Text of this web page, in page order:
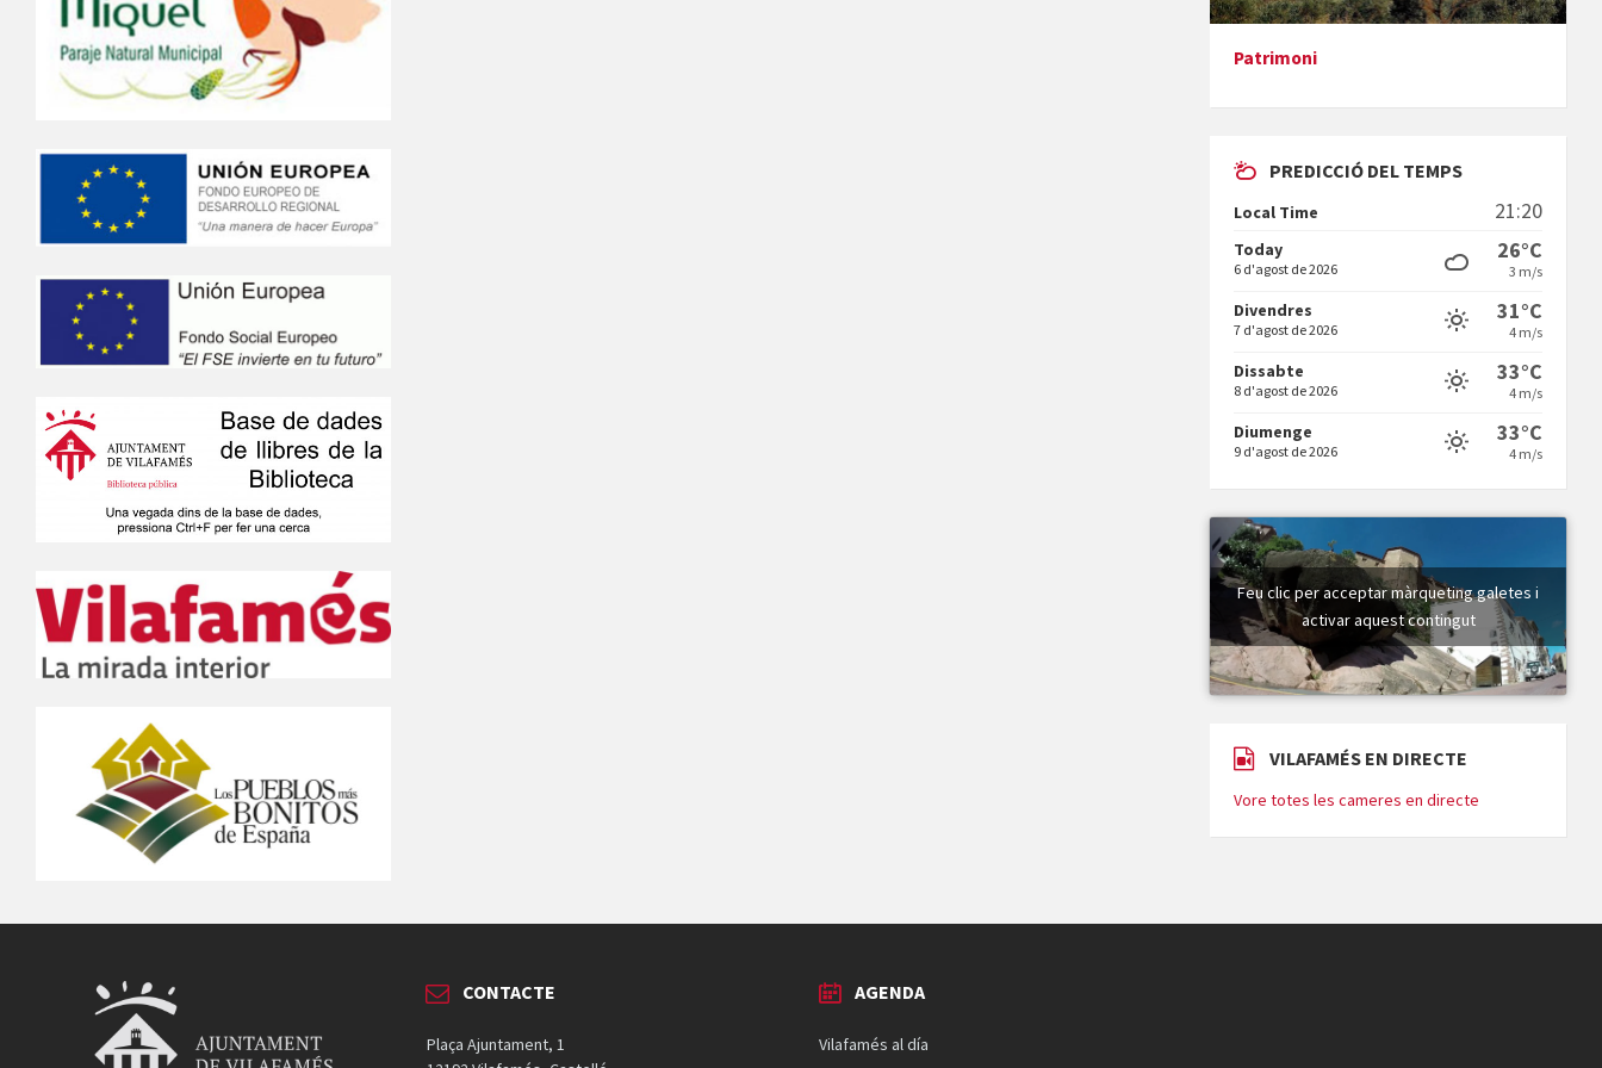
mare&quot;, d'Emma Zafon
En Bum
Vermuts a la Font. Hit parit
Patrimoni
PREDICCIÓ DEL TEMPS
Local Time 21:20
Today
6 d'agost de 2026
26°C
3 m/s
Divendres
7 d'agost de 2026
31°C
4 m/s
Dissabte
8 d'agost de 2026
33°C
4 m/s
Diumenge
9 d'agost de 2026
33°C
4 m/s
Feu clic per acceptar màrqueting galetes i
activar aquest contingut
VILAFAMÉS EN DIRECTE
Vore totes les cameres en directe
CONTACTE
Plaça Ajuntament, 1
AGENDA
Vilafamés al día